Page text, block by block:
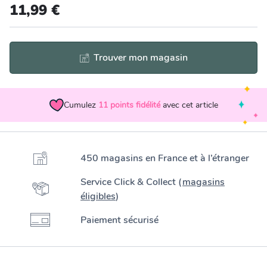
11,99 €
Trouver mon magasin
Cumulez 11 points fidélité avec cet article
450 magasins en France et à l’étranger
Service Click & Collect (magasins
éligibles)
Paiement sécurisé